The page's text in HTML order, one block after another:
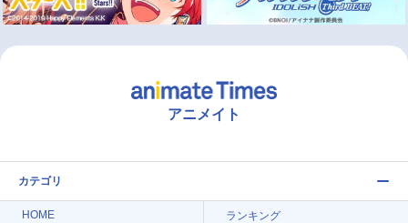
アニメイト
カテゴリ
HOME ランキング